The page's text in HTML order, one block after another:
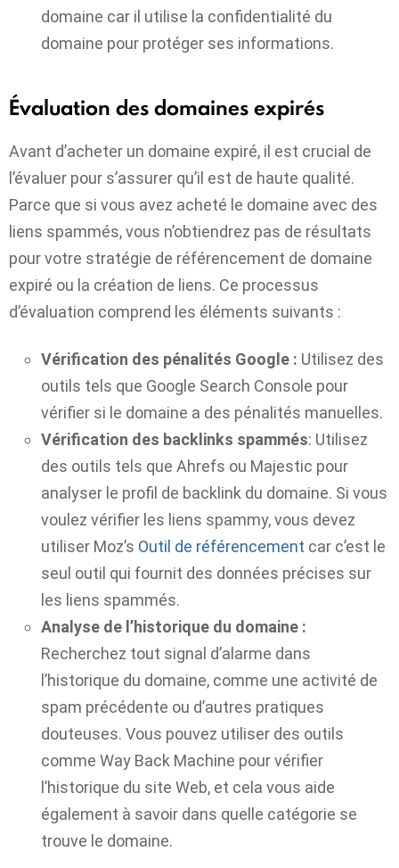
domaine car il utilise la confidentialité du
domaine pour protéger ses informations.
Évaluation des domaines expirés
Avant d’acheter un domaine expiré, il est crucial de
l’évaluer pour s’assurer qu’il est de haute qualité.
Parce que si vous avez acheté le domaine avec des
liens spammés, vous n’obtiendrez pas de résultats
pour votre stratégie de référencement de domaine
expiré ou la création de liens. Ce processus
d’évaluation comprend les éléments suivants :
Vérification des pénalités Google : Utilisez des
outils tels que Google Search Console pour
vérifier si le domaine a des pénalités manuelles.
Vérification des backlinks spammés: Utilisez
des outils tels que Ahrefs ou Majestic pour
analyser le profil de backlink du domaine. Si vous
voulez vérifier les liens spammy, vous devez
utiliser Moz’s Outil de référencement car c’est le
seul outil qui fournit des données précises sur
les liens spammés.
Analyse de l’historique du domaine :
Recherchez tout signal d’alarme dans
l’historique du domaine, comme une activité de
spam précédente ou d’autres pratiques
douteuses. Vous pouvez utiliser des outils
comme Way Back Machine pour vérifier
l’historique du site Web, et cela vous aide
également à savoir dans quelle catégorie se
trouve le domaine.